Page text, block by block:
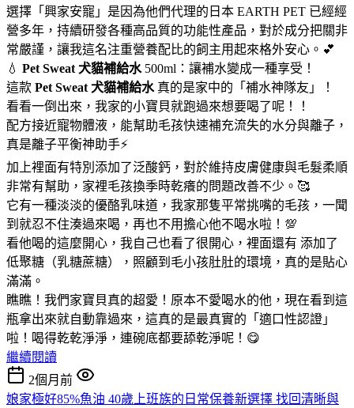
選擇「興家安寵」是因為他們代理的日本 EARTH PET 已經經
營多年，持續研發各種高品質的功能性產品，對於成分把關非
常嚴謹，讓我這名注重營養配比的飼主用起來格外安心。💕
💧 Pet Sweat 犬貓補給水500ml：讓補水變成一種享受！
這款 Pet Sweat 犬貓補給水 真的是家中的「補水神隊友」！
看看一倒出來，我家的小寶貝就跑過來想要喝了呢！！
配方接近寵物體液，能幫助毛孩快速補充流失的水分與離子，
真是離子平衡神助手⚡
加上裡面有特別添加了泛酸鈣，對於維持皮膚健康與毛髮柔順
非常有幫助，家裡毛孩換季時乾癢的問題改善不少。🥰
它有一種淡淡的優酪乳味道，我家那隻平常挑嘴的毛孩，一聞
到就忍不住湊過來喝，再也不用擔心他不喝水啦！💯
看他喝的這麼開心，我自己也看了很開心，裡面還有 添加了
低聚糖（乳糖蔗糖），照顧到毛小孩肚肚的環境，真的是貼心
滿滿。
瞧瞧！我們家寶貝真的超愛！原本不愛喝水的他，現在看到這
瓶拿出來就自動靠過來，這真的是最真實的「適口性認證」
啦！喝得乾乾淨淨，連碗底都要舔乾淨呢！😋
繼續閱讀
2個月前
娘家極好85%魚油 40歲上班族的日常保養新選擇 找回清晰與